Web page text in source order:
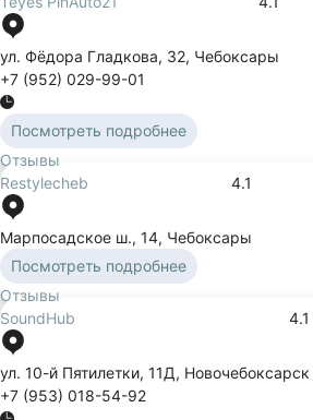
ул. Фёдора Гладкова, 32, Чебоксары
+7 (952) 029-99-01
Посмотреть подробнее
Отзывы
Restylecheb
4.1
Марпосадское ш., 14, Чебоксары
Посмотреть подробнее
Отзывы
SoundHub
4.1
ул. 10-й Пятилетки, 11Д, Новочебоксарск
+7 (953) 018-54-92